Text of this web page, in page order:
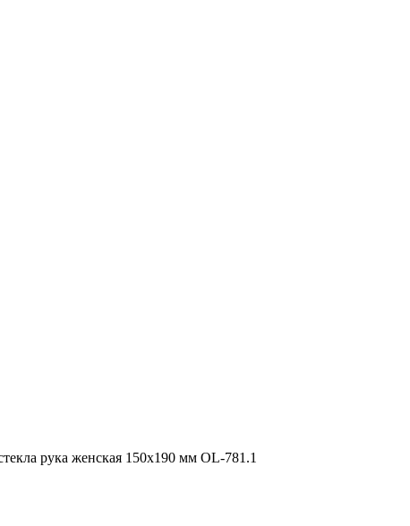
рука женская 150х190 мм OL-781.1